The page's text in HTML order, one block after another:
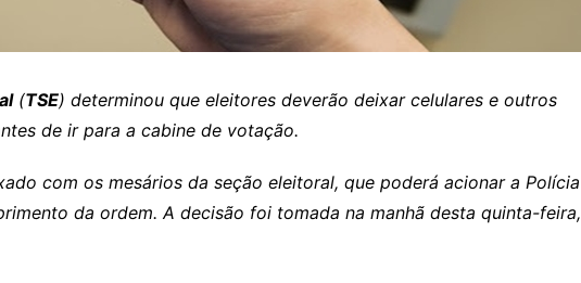
Crixás
Glória
(TSE) determinou que eleitores deverão deixar celulares e outros
de ir para a cabine de votação.
com os mesários da seção eleitoral, que poderá acionar a Polícia
da ordem. A decisão foi tomada na manhã desta quinta-feira,